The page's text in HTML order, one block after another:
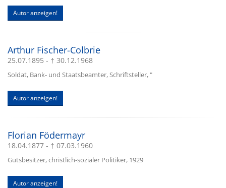
Autor anzeigen!
Arthur Fischer-Colbrie
25.07.1895 - † 30.12.1968
Soldat, Bank- und Staatsbeamter, Schriftsteller, "
Autor anzeigen!
Florian Födermayr
18.04.1877 - † 07.03.1960
Gutsbesitzer, christlich-sozialer Politiker, 1929
Autor anzeigen!